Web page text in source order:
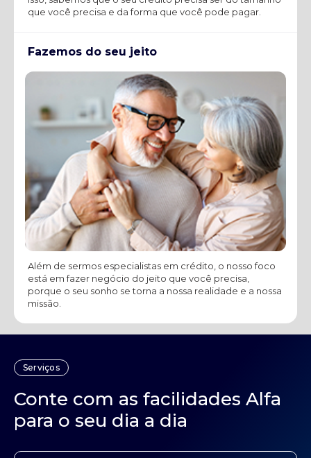
que você precisa e da forma que você pode pagar.
Fazemos do seu jeito
Além de sermos especialistas em crédito, o nosso foco
está em fazer negócio do jeito que você precisa,
porque o seu sonho se torna a nossa realidade e a nossa
missão.
Serviços
Conte com as facilidades Alfa
para o seu dia a dia